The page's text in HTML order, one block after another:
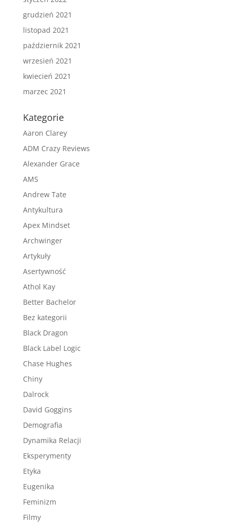
grudzień 2021
listopad 2021
październik 2021
wrzesień 2021
kwiecień 2021
marzec 2021
Kategorie
Aaron Clarey
ADM Crazy Reviews
Alexander Grace
AMS
Andrew Tate
Antykultura
Apex Mindset
Archwinger
Artykuły
Asertywność
Athol Kay
Better Bachelor
Bez kategorii
Black Dragon
Black Label Logic
Chase Hughes
Chiny
Dalrock
David Goggins
Demografia
Dynamika Relacji
Eksperymenty
Etyka
Eugenika
Feminizm
Filmy